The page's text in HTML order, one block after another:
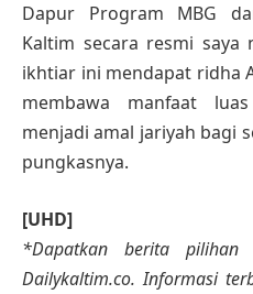
Dapur Program MBG
Kaltim secara resmi saya
ikhtiar ini mendapat ridha
membawa manfaat
menjadi amal jariyah bagi
pungkasnya.
[UHD]
*Dapatkan berita
Dailykaltim.co. Informasi